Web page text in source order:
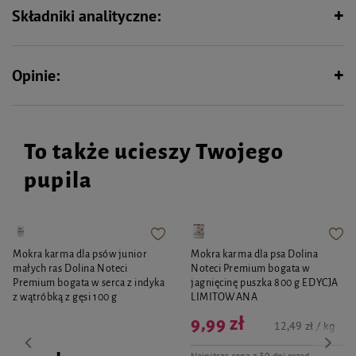
Składniki analityczne:
Opinie:
To także ucieszy Twojego
pupila
Mokra karma dla psów junior
małych ras Dolina Noteci
Premium bogata w serca z indyka
z wątróbką z gęsi 100 g
Mokra karma dla psa Dolina
Noteci Premium bogata w
jagnięcinę puszka 800 g EDYCJA
LIMITOWANA
9,99 zł 12,49 zł / kg